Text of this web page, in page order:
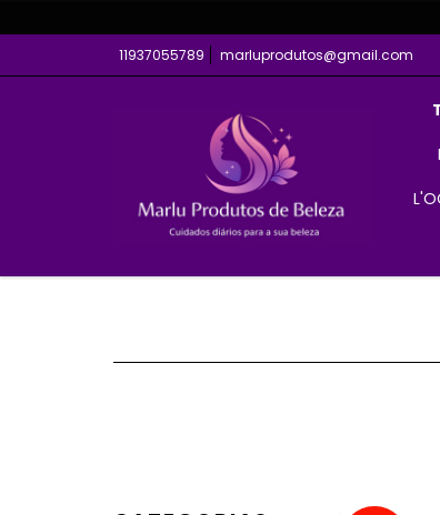
11937055789 marluprodutos@gmail.com